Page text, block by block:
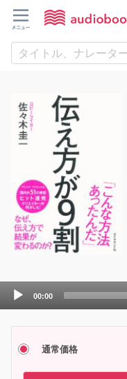
Audio
Player
00:00
通常価格